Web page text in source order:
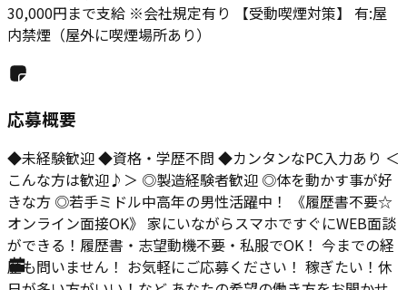
30,000円まで支給 ※会社規定有り 【受動喫煙対策】 有:屋
内禁煙（屋外に喫煙場所あり）
応募概要
◆未経験歓迎 ◆資格・学歴不問 ◆カンタンなPC入力あり ＜
こんな方は歓迎♪＞ ◎製造経験者歓迎 ◎体を動かす事が好
きな方 ◎若手ミドル中高年の男性活躍中！ 《履歴書不要☆
オンライン面接OK》 家にいながらスマホですぐにWEB面談
ができる！履歴書・志望動機不要・私服でOK！ 今までの経
歴も問いません！ お気軽にご応募ください！ 稼ぎたい！休